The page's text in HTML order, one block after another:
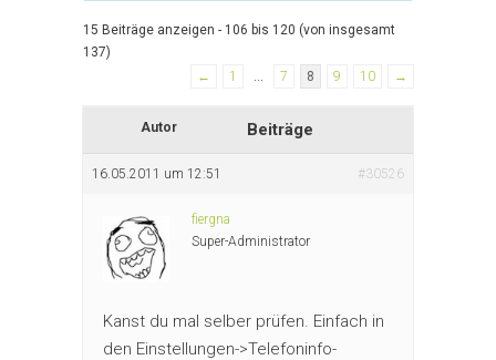
15 Beiträge anzeigen - 106 bis 120 (von insgesamt
137)
←
1 7 8 9 10 →
Autor Beiträge
16.05.2011 um 12:51 #30526
fiergna
Super-Administrator
Kanst du mal selber prüfen. Einfach in
den Einstellungen->Telefoninfo-